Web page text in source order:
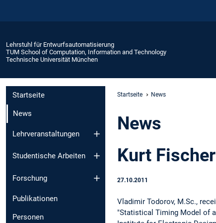
Lehrstuhl für Entwurfsautomatisierung
TUM School of Computation, Information and Technology
Technische Universität München
Startseite
News
Lehrveranstaltungen
Studentische Arbeiten
Forschung
Publikationen
Personen
Startseite News
News
Kurt
27.10.2011
Vladimir Todorov, M.Sc.,
"Statistical Timing Model of